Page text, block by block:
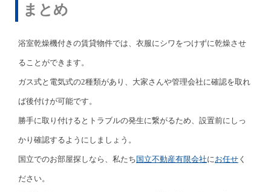
まとめ
浴室乾燥機付きの賃貸物件では、衣服にシワをつけずに乾燥させ
ることができます。
ガス式と電気式の2種類があり、大家さんや管理会社に確認を取れ
ば後付けが可能です。
勝手に取り付けるとトラブルの発生に繋がるため、設置前にしっ
かり確認するようにしましょう。
国立でのお部屋探しなら、私たち国立不動産有限会社に お任せ く
ださい。